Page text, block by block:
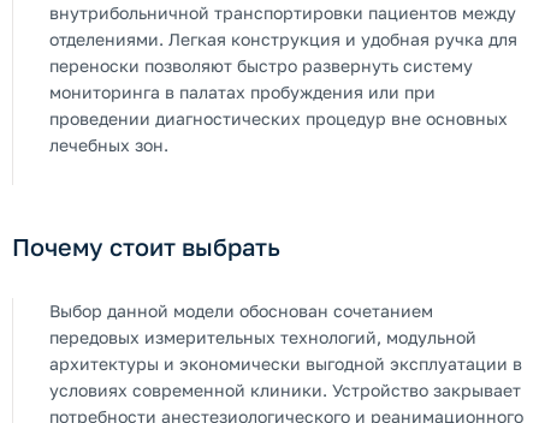
внутрибольничной транспортировки пациентов между
отделениями. Легкая конструкция и удобная ручка для
переноски позволяют быстро развернуть систему
мониторинга в палатах пробуждения или при
проведении диагностических процедур вне основных
лечебных зон.
Почему стоит выбрать
Выбор данной модели обоснован сочетанием
передовых измерительных технологий, модульной
архитектуры и экономически выгодной эксплуатации в
условиях современной клиники. Устройство закрывает
потребности анестезиологического и реанимационного